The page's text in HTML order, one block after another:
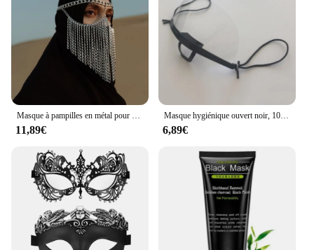
blend of performance and eco-consciousness.
Masque à pampilles en métal pour patients indiens, décoration de visage JOMasTim ade, bijoux punk, fête, bijoux de visage sexy pour femmes, cadeau de Noël
11,89€
Masque hygiénique ouvert noir, 10 pièces, pour Protection complète du visage, camion alimentaire, maquillage, travail en plastique, Protection buccale
6,89€